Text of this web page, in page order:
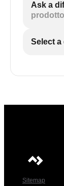
Ask a
prodotto
Select
Sitemap